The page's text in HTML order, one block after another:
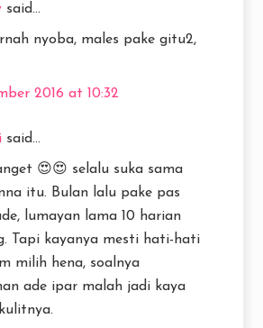
said...
nyoba, males pake gitu2,
2016 at 10:32
said...
😍😍 selalu suka sama
itu. Bulan lalu pake pas
lumayan lama 10 harian
Tapi kayanya mesti hati-hati
milih hena, soalnya
ade ipar malah jadi kaya